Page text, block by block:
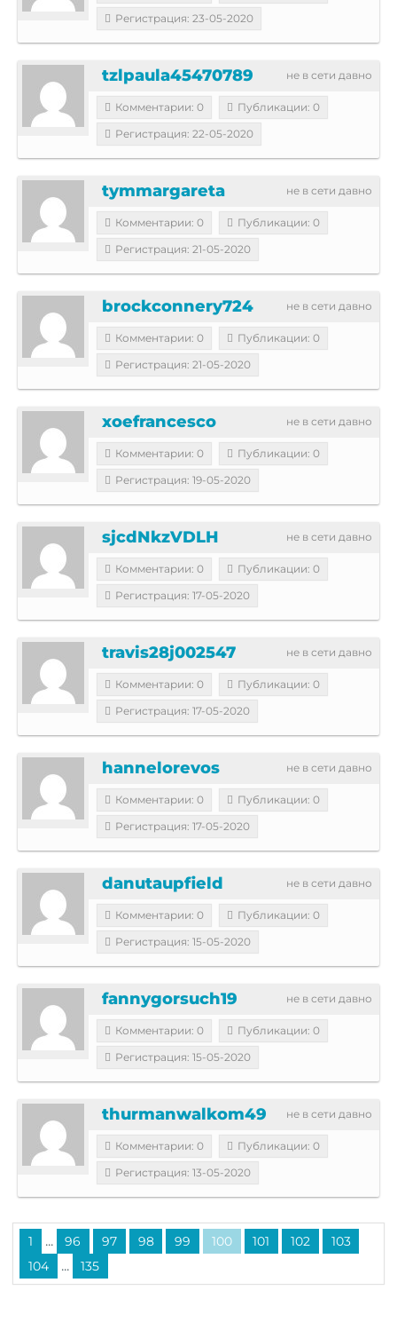
Регистрация: 23-05-2020
не в сети давно
tzlpaula45470789
Комментарии: 0
Публикации: 0
Регистрация: 22-05-2020
не в сети давно
tymmargareta
Комментарии: 0
Публикации: 0
Регистрация: 21-05-2020
не в сети давно
brockconnery724
Комментарии: 0
Публикации: 0
Регистрация: 21-05-2020
не в сети давно
xoefrancesco
Комментарии: 0
Публикации: 0
Регистрация: 19-05-2020
не в сети давно
sjcdNkzVDLH
Комментарии: 0
Публикации: 0
Регистрация: 17-05-2020
не в сети давно
travis28j002547
Комментарии: 0
Публикации: 0
Регистрация: 17-05-2020
не в сети давно
hannelorevos
Комментарии: 0
Публикации: 0
Регистрация: 17-05-2020
не в сети давно
danutaupfield
Комментарии: 0
Публикации: 0
Регистрация: 15-05-2020
не в сети давно
fannygorsuch19
Комментарии: 0
Публикации: 0
Регистрация: 15-05-2020
не в сети давно
thurmanwalkom49
Комментарии: 0
Публикации: 0
Регистрация: 13-05-2020
1 ... 96 97 98 99 100 101 102
103
104
... 135